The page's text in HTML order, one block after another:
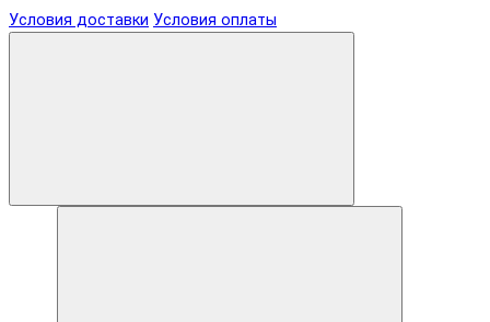
Условия доставки Условия оплаты